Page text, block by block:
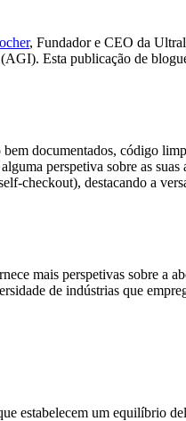
, Fundador e CEO da
Esta publicação de
documentados, código
perspetiva sobre as suas
checkout), destacando a
mais perspetivas sobre a
de indústrias que
estabelecem um equilíbrio